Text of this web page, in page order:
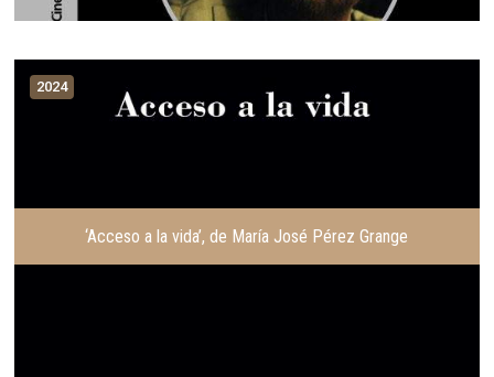
2024
‘Acceso a la vida’, de María José Pérez Grange